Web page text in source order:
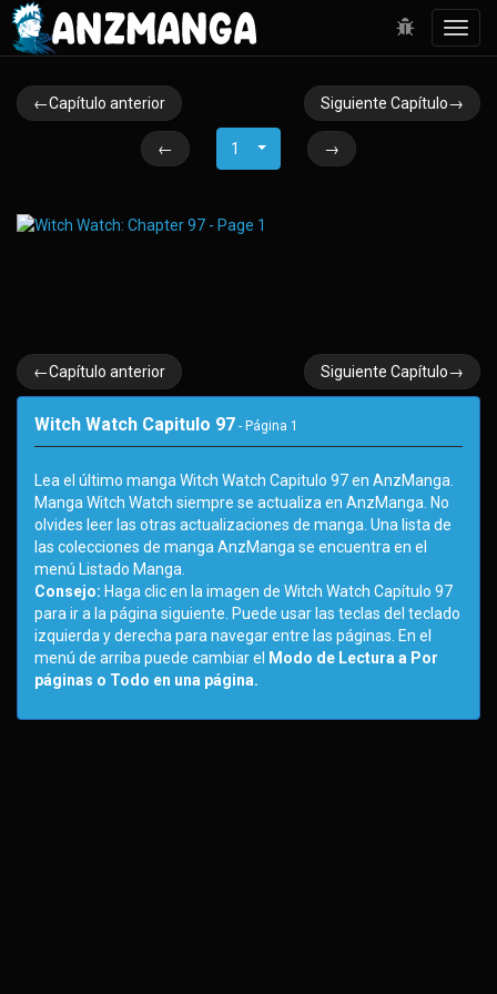
←Capítulo anterior Siguiente Capítulo→
← 1 →
←Capítulo anterior Siguiente Capítulo→
Witch Watch Capitulo 97 - Página 1
Lea el último manga Witch Watch Capitulo 97 en AnzManga.
Manga Witch Watch siempre se actualiza en AnzManga. No
olvides leer las otras actualizaciones de manga. Una lista de
las colecciones de manga AnzManga se encuentra en el
menú Listado Manga.
Consejo: Haga clic en la imagen de Witch Watch Capítulo 97
para ir a la página siguiente. Puede usar las teclas del teclado
izquierda y derecha para navegar entre las páginas. En el
menú de arriba puede cambiar el
Modo de Lectura a Por
páginas o Todo en una página.